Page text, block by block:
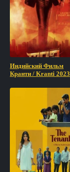
Индийский Фильм
Кранти / Kranti 2023